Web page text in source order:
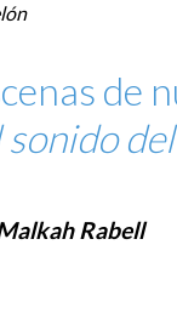
de
sonido
Rabell